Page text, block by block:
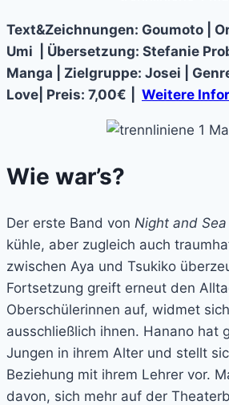
Text&Zeichnungen: Goumoto |
Umi | Übersetzung: Stefanie
Manga | Zielgruppe: Josei |
Love| Preis: 7,00€
Weitere
Wie war’s?
Der erste Band von Night and Sea
kühle, aber zugleich auch
zwischen Aya und Tsukiko
Fortsetzung greift erneut den
Oberschülerinnen auf, widmet
ausschließlich ihnen. Hanano hat
Jungen in ihrem Alter und stellt
Beziehung mit ihrem Lehrer vor.
davon, sich mehr auf der